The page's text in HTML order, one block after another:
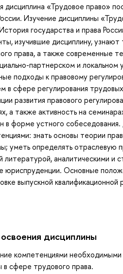
дисциплина «Трудовое право»
Изучение дисциплины
государства и права
изучившие дисциплину,
права, а также современные
партнерском и
подходы к правовому
в сфере регулирования
развития правового
а также активность на
в форме устного
знать основы теории
уметь определять отраслевую
литературой, аналитическими и
юриспруденции. Основные
выпускной квалификационной
дисциплины
компетенциями необходимыми
в сфере трудового права.